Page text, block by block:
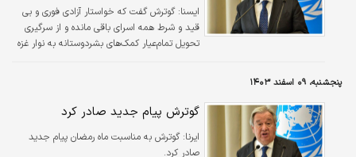
ایسنا:گوترش گفت که خواستار آزادی فوری و بی
قید و شرط همه اسرای باقی مانده و از سرگیری
تحویل تمام‌عیار کمک‌های بشردوستانه به نوار غزه
پنجشنبه، ۰۹ اسفند ۱۴۰۳
گوترش پیام جدید صادر کرد
ایرنا:گوترش به مناسبت ماه رمضان پیام جدید
صادر کرد.